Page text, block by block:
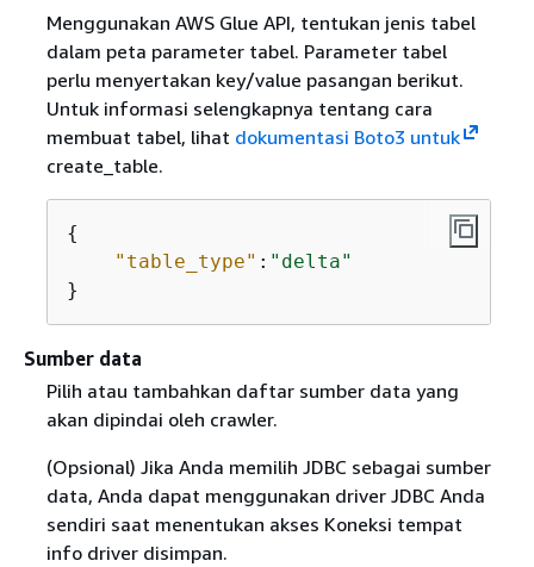
Menggunakan AWS Glue API, tentukan jenis tabel
dalam peta parameter tabel. Parameter tabel
perlu menyertakan key/value pasangan berikut.
Untuk informasi selengkapnya tentang cara
membuat tabel, lihat dokumentasi Boto3 untuk
create_table.
{
"table_type" : "delta"
}
Sumber data
Pilih atau tambahkan daftar sumber data yang
akan dipindai oleh crawler.
(Opsional) Jika Anda memilih JDBC sebagai sumber
data, Anda dapat menggunakan driver JDBC Anda
sendiri saat menentukan akses Koneksi tempat
info driver disimpan.